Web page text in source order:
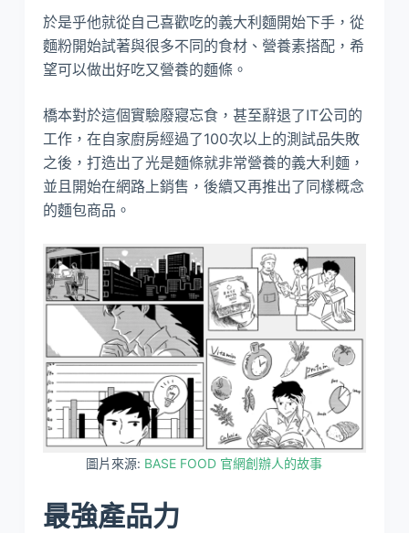
於是乎他就從自己喜歡吃的義大利麵開始下手，從
麵粉開始試著與很多不同的食材、營養素搭配，希
望可以做出好吃又營養的麵條。
橋本對於這個實驗廢寢忘食，甚至辭退了IT公司的
工作，在自家廚房經過了100次以上的測試品失敗
之後，打造出了光是麵條就非常營養的義大利麵，
並且開始在網路上銷售，後續又再推出了同樣概念
的麵包商品。
圖片來源: BASE FOOD 官網創辦人的故事
最強產品力